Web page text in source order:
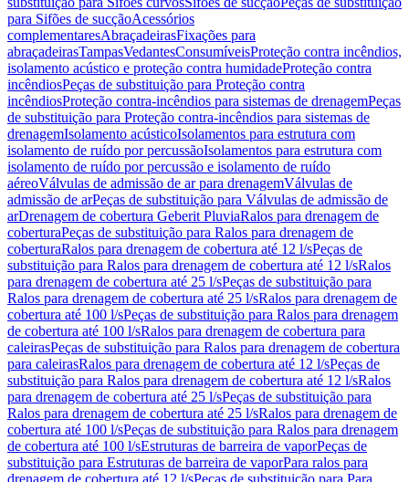
para Sifões de sucçãoAcessórios
complementaresAbraçadeirasFixações para
abraçadeirasTampasVedantesConsumíveisProteção contra incêndios,
isolamento acústico e proteção contra humidadeProteção contra
incêndiosPeças de substituição para Proteção contra
incêndiosProteção contra-incêndios para sistemas de drenagemPeças
de substituição para Proteção contra-incêndios para sistemas de
drenagemIsolamento acústicoIsolamentos para estrutura com
isolamento de ruído por percussãoIsolamentos para estrutura com
isolamento de ruído por percussão e isolamento de ruído
aéreoVálvulas de admissão de ar para drenagemVálvulas de
admissão de arPeças de substituição para Válvulas de admissão de
arDrenagem de cobertura Geberit PluviaRalos para drenagem de
coberturaPeças de substituição para Ralos para drenagem de
coberturaRalos para drenagem de cobertura até 12 l/sPeças de
substituição para Ralos para drenagem de cobertura até 12 l/sRalos
para drenagem de cobertura até 25 l/sPeças de substituição para
Ralos para drenagem de cobertura até 25 l/sRalos para drenagem de
cobertura até 100 l/sPeças de substituição para Ralos para drenagem
de cobertura até 100 l/sRalos para drenagem de cobertura para
caleirasPeças de substituição para Ralos para drenagem de cobertura
para caleirasRalos para drenagem de cobertura até 12 l/sPeças de
substituição para Ralos para drenagem de cobertura até 12 l/sRalos
para drenagem de cobertura até 25 l/sPeças de substituição para
Ralos para drenagem de cobertura até 25 l/sRalos para drenagem de
cobertura até 100 l/sPeças de substituição para Ralos para drenagem
de cobertura até 100 l/sEstruturas de barreira de vaporPeças de
substituição para Estruturas de barreira de vaporPara ralos para
drenagem de cobertura até 12 l/sPeças de substituição para Para